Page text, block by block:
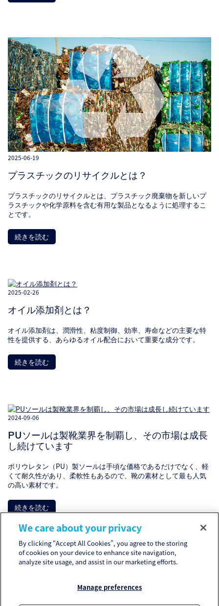
2025-06-19
プラスチックのリサイクルとは？
プラスチックのリサイクルとは、プラスチック廃棄物を新しいプ
ラスチックや化学原料を含む有用な製品となるように処理するこ
とです。
続きを読む
2025-02-26
オイル添加剤とは？
オイル添加剤は、潤滑性、粘度制御、効率、寿命などの主要な特
性を提供する、あらゆるオイル配合において重要な成分です。
続きを読む
2024-09-06
PUソールは製靴業界を制覇し、その市場は成長
し続けています
ポリウレタン（PU）製ソールは手頃な価格であるだけでなく、軽
くて耐久性があり、柔軟性もあるので、靴の素材として最も人気
の高い素材です。
続きを読む
We care about your privacy
By clicking “Accept All Cookies”, you agree to the storing
of cookies on your device to enhance site navigation,
analyze site usage, and assist in our marketing efforts.
Manage preferences